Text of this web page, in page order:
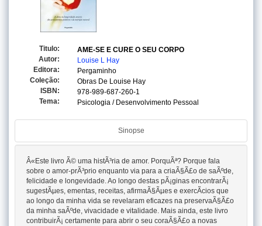
Titulo:
AME-SE E CURE O SEU CORPO
Autor:
Louise L Hay
Editora:
Pergaminho
Coleção:
Obras De Louise Hay
ISBN:
978-989-687-260-1
Tema:
Psicologia / Desenvolvimento Pessoal
Sinopse
Â«Este livro Ã© uma histÃ³ria de amor. PorquÃª? Porque fala
sobre o amor-prÃ³prio enquanto via para a criaÃ§Ã£o de saÃºde,
felicidade e longevidade. Ao longo destas pÃ¡ginas encontrarÃ¡
sugestÃµes, ementas, receitas, afirmaÃ§Ãµes e exercÃ­cios que
ao longo da minha vida se revelaram eficazes na preservaÃ§Ã£o
da minha saÃºde, vivacidade e vitalidade. Mais ainda, este livro
contribuirÃ¡ certamente para abrir o seu coraÃ§Ã£o a novas